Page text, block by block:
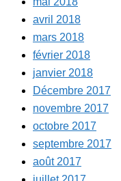
avril 2018
mars 2018
février 2018
janvier 2018
Décembre 2017
novembre 2017
octobre 2017
septembre 2017
août 2017